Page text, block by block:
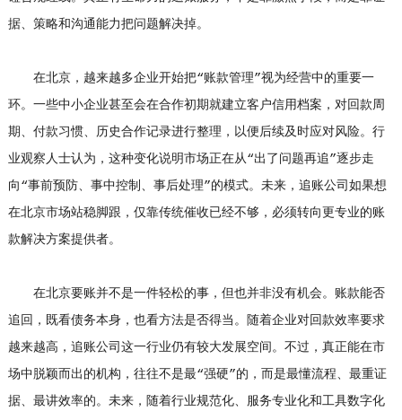
据、策略和沟通能力把问题解决掉。
在北京，越来越多企业开始把“账款管理”视为经营中的重要一
环。一些中小企业甚至会在合作初期就建立客户信用档案，对回款周
期、付款习惯、历史合作记录进行整理，以便后续及时应对风险。行
业观察人士认为，这种变化说明市场正在从“出了问题再追”逐步走
向“事前预防、事中控制、事后处理”的模式。未来，追账公司如果想
在北京市场站稳脚跟，仅靠传统催收已经不够，必须转向更专业的账
款解决方案提供者。
在北京要账并不是一件轻松的事，但也并非没有机会。账款能否
追回，既看债务本身，也看方法是否得当。随着企业对回款效率要求
越来越高，追账公司这一行业仍有较大发展空间。不过，真正能在市
场中脱颖而出的机构，往往不是最“强硬”的，而是最懂流程、最重证
据、最讲效率的。未来，随着行业规范化、服务专业化和工具数字化